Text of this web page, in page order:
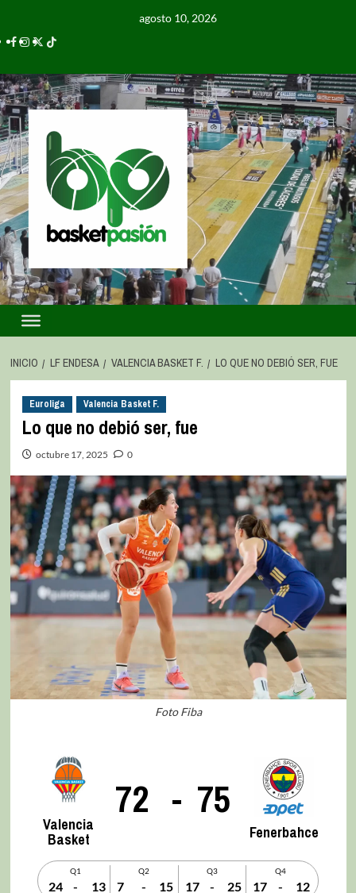
agosto 10, 2026
INICIO LF ENDESA VALENCIA BASKET F. LO QUE NO DEBIÓ SER, FUE
Euroliga Valencia Basket F.
Lo que no debió ser, fue
octubre 17, 2025 0
Foto Fiba
Valencia
Basket
72 - 75
Fenerbahce
Q1
24 - 13
Q2
7 - 15
Q3
17 - 25
Q4
17 - 12